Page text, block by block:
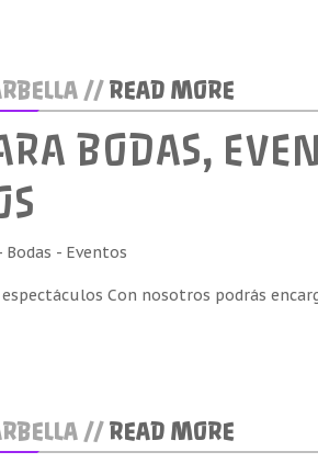
//READ MORE
BODAS,
Con nosotros podrás
//READ MORE